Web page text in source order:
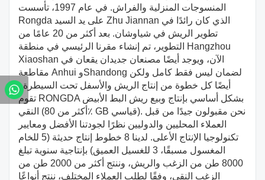
المنسوجات المنزلية والفراش. في عام 1997، تأسست
Rongda على يد السيد Zhu Jiannan الذي كان رائدًا في
تطوير الريش في شياوشان. بعد أكثر من 20 عامًا من
التطوير، تم إنشاء مقرنا الرئيسي في منطقة Hangzhou
Xiaoshan الآن، ويوجد أيضًا مصنعان جديدان يقعان في
مقاطعة Anhui وShandong لضمان ليس فقط كامل ولكن
أيضًا كل خطوة من إنتاج الريش والأسفل تحت السيطرة .
تقوم RONGDA بشكل أساسي بإنتاج وبيع ريش البط الأبيض
النقي (أكثر من 80٪ GB قياسي). نحن مقبولون جيدًا من قبل
العملاء المحليين والدوليين نظرًا لجودتنا الأفضل ومعايير
تكنولوجيا الإنتاج الأعلى. لدينا 8 خطوط إنتاج حديثة (5 للخام
المغسول مسبقًا، 3 للغسيل العميق) بإنتاجية سنوية تبلغ
8000 طن من الزغب والريش، وننتج أكثر من 2000 طن من
الزغب النقي، وفقًا لطلب العملاء المختلف، ننتج أنواعًا